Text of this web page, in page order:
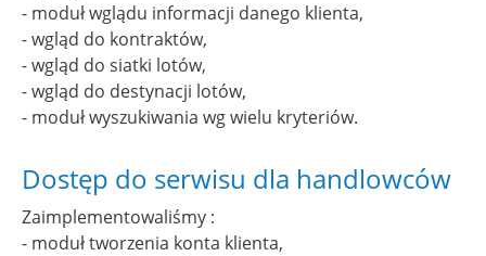
- moduł wglądu informacji danego klienta,
- wgląd do kontraktów,
- wgląd do siatki lotów,
- wgląd do destynacji lotów,
- moduł wyszukiwania wg wielu kryteriów.
Dostęp do serwisu dla handlowców
Zaimplementowaliśmy :
- moduł tworzenia konta klienta,